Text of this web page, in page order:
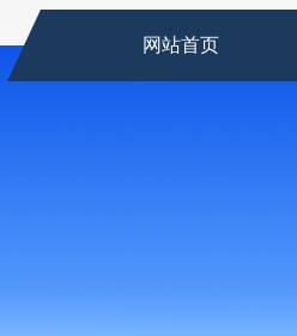
网站首页